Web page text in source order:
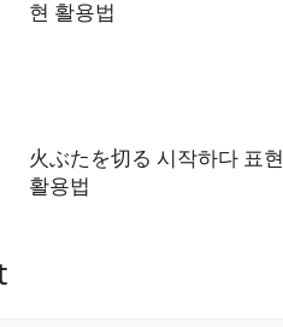
火ぶたを切る 시작하다 표현
활용법